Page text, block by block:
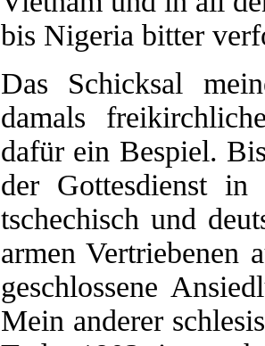
bis Nigeria bitter
Das Schicksal
damals
dafür ein Bespiel.
der Gottesdienst
tschechisch und
armen Vertriebenen
geschlossene
Mein anderer